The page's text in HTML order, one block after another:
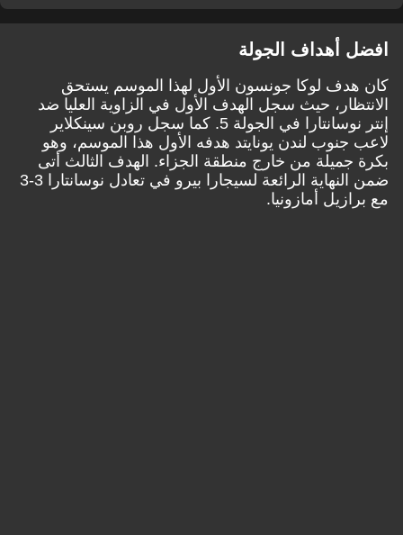
افضل أهداف الجولة
كان هدف لوكا جونسون الأول لهذا الموسم يستحق
الانتظار، حيث سجل الهدف الأول في الزاوية العليا ضد
إنتر نوسانتارا في الجولة 5. كما سجل روبن سينكلاير
لاعب جنوب لندن يونايتد هدفه الأول هذا الموسم، وهو
بكرة جميلة من خارج منطقة الجزاء. الهدف الثالث أتى
ضمن النهاية الرائعة لسيجارا بيرو في تعادل نوسانتارا 3-3
مع برازيل أمازونيا.